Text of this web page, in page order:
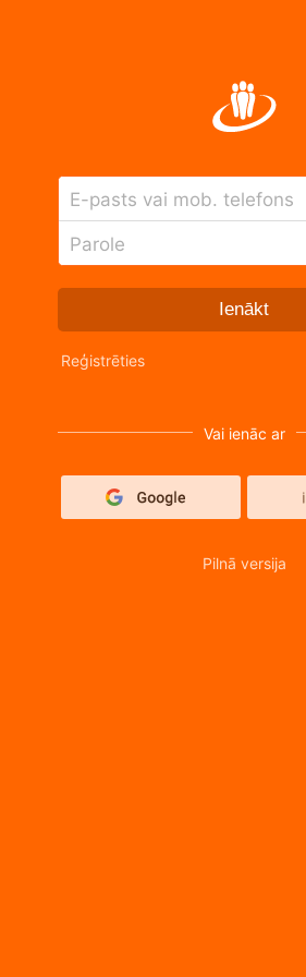
E-pasts vai mob. telefons
Parole
Ienākt
Reģistrēties
Vai ienāc ar
Pilnā versija